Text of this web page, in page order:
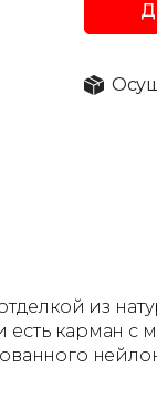
из
карман с